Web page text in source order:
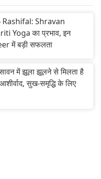
Shravan
Yoga का प्रभाव, इन
में बड़ी सफलता
में झूला झूलने से मिलता है
सुख-समृद्धि के लिए